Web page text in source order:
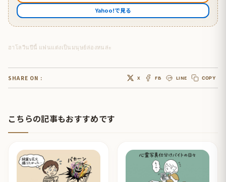
Yahoo!で見る
ฮาโลวีนปีนี้ แฟนแต่งเป็นมนุษย์ล่องหนล่ะ
SHARE ON : X FB LINE COPY
こちらの記事もおすすめです